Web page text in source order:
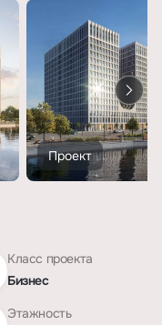
Проект
Класс проекта
Бизнес
Этажность